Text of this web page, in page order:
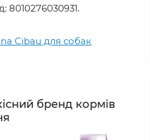
8010276030931.
Cibau для собак
бренд кормів